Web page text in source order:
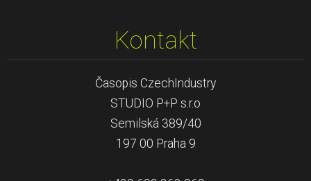
Kontakt
Časopis CzechIndustry
STUDIO P+P s.r.o
Semilská 389/40
197 00 Praha 9